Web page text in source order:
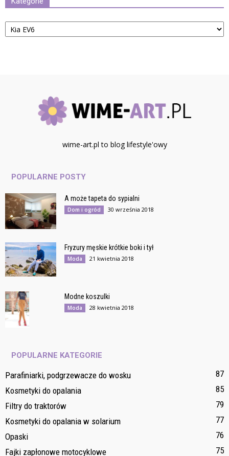
Kategorie
wime-art.pl to blog lifestyle'owy
POPULARNE POSTY
A może tapeta do sypialni
Dom i ogród 30 września 2018
Fryzury męskie krótkie boki i tył
Moda 21 kwietnia 2018
Modne koszulki
Moda 28 kwietnia 2018
POPULARNE KATEGORIE
Parafiniarki, podgrzewacze do wosku
87
Kosmetyki do opalania
85
Filtry do traktorów
79
Kosmetyki do opalania w solarium
77
Opaski
76
Fajki zapłonowe motocyklowe
75